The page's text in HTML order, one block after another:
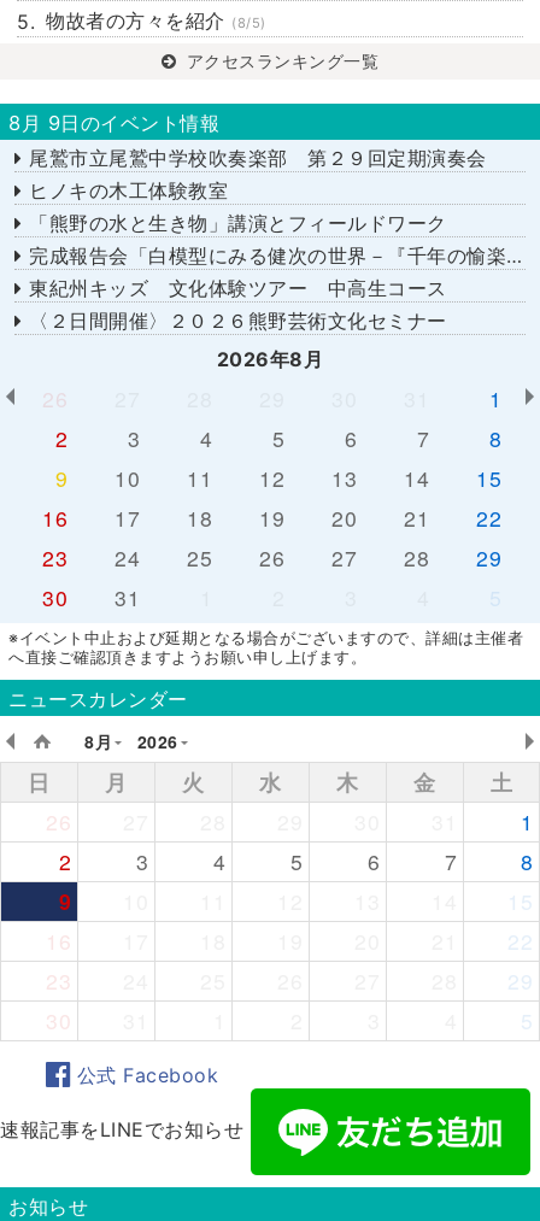
物故者の方々を紹介 (8/5)
アクセスランキング一覧
8月 9日のイベント情報
尾鷲市立尾鷲中学校吹奏楽部 第２９回定期演奏会
ヒノキの木工体験教室
「熊野の水と生き物」講演とフィールドワーク
完成報告会「白模型にみる健次の世界－『千年の愉楽』『奇蹟』より－」
東紀州キッズ 文化体験ツアー 中高生コース
〈２日間開催〉２０２６熊野芸術文化セミナー
2026年8月
26
1
2
3 4 5 6 7
8
9
10 11 12 13 14
15
16
17 18 19 20 21
22
23
24 25 26 27 28
29
30
31 5
※イベント中止および延期となる場合がございますので、詳細は主催者
へ直接ご確認頂きますようお願い申し上げます。
ニュースカレンダー
8月
2026
日 月 火 水 木 金
土
26
1
2
3 4 5 6 7
8
9
15
16
22
23
29
30
5
公式 Facebook
速報記事をLINEでお知らせ
お知らせ